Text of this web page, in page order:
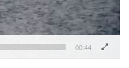
00:44